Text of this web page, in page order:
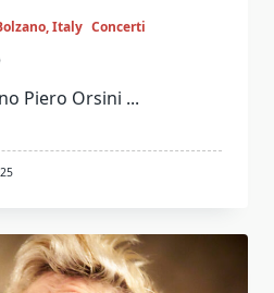
Italy Concerti
Piero Orsini ...